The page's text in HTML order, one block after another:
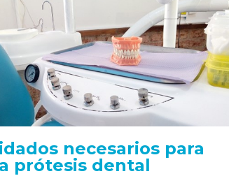
necesarios para
prótesis dental